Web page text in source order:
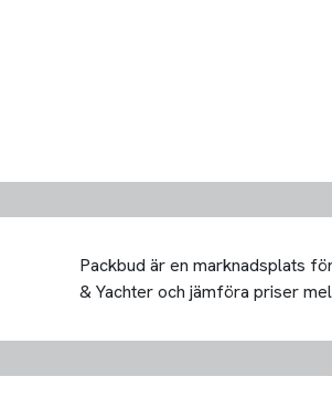
Packbud är en marknadsplats
& Yachter och jämföra priser